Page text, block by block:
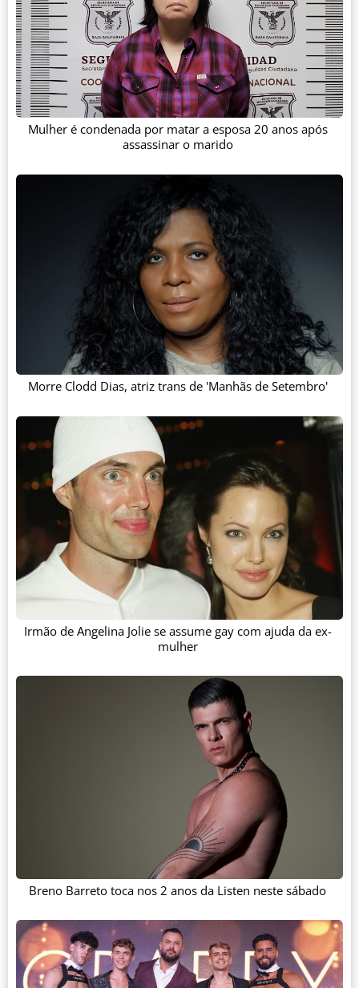
Mulher é condenada por matar a esposa 20 anos após
assassinar o marido
Morre Clodd Dias, atriz trans de 'Manhãs de Setembro'
Irmão de Angelina Jolie se assume gay com ajuda da ex-
mulher
Breno Barreto toca nos 2 anos da Listen neste sábado